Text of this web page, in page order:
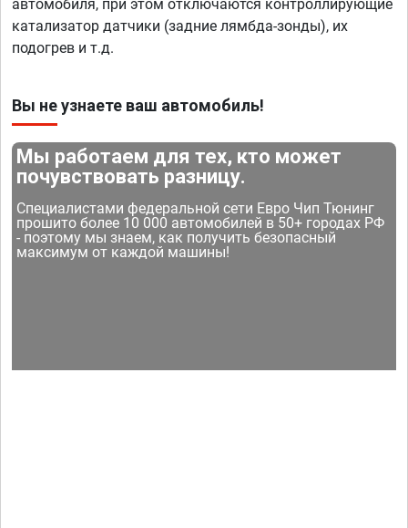
автомобиля, при этом отключаются контроллирующие
катализатор датчики (задние лямбда-зонды), их
подогрев и т.д.
Вы не узнаете ваш автомобиль!
Мы работаем для тех, кто может
почувствовать разницу.
Специалистами федеральной сети Евро Чип Тюнинг
прошито более 10 000 автомобилей в 50+ городах РФ
- поэтому мы знаем, как получить безопасный
максимум от каждой машины!